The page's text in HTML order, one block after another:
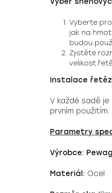
Vyberte
jak na
budou
Zjistěte
velikost
Instalace
V každé sadě
prvním použitím.
Parametry
Výrobce:
Materiál: Ocel